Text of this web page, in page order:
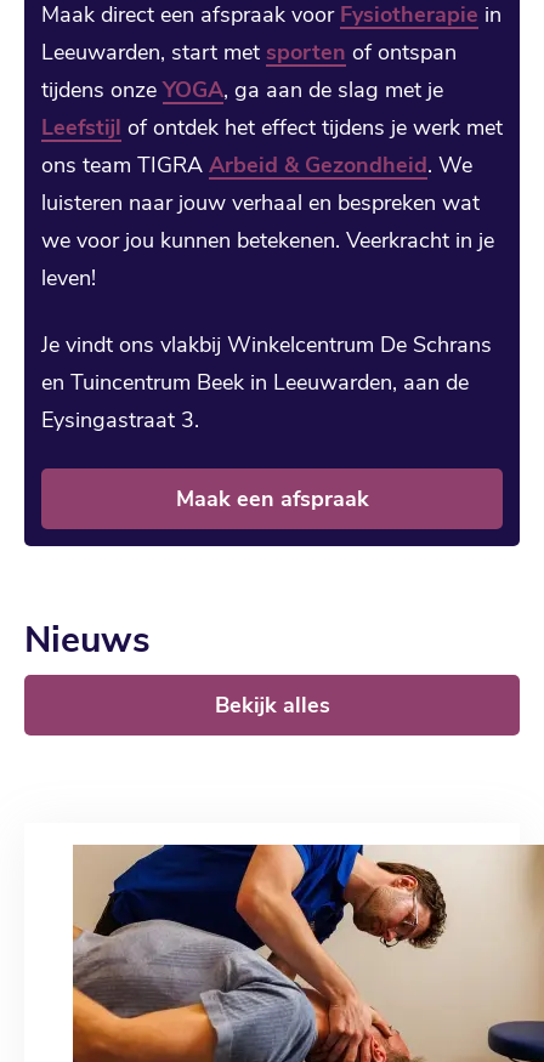
Maak direct een afspraak voor Fysiotherapie in
Leeuwarden, start met sporten of ontspan
tijdens onzeYOGA, ga aan de slag met je
Leefstijl of ontdek het effect tijdens je werk met
ons team TIGRA Arbeid & Gezondheid. We
luisteren naar jouw verhaal en bespreken wat
we voor jou kunnen betekenen. Veerkracht in je
leven!
Je vindt ons vlakbij Winkelcentrum De Schrans
en Tuincentrum Beek in Leeuwarden, aan de
Eysingastraat 3.
Maak een afspraak
Nieuws
Bekijk alles